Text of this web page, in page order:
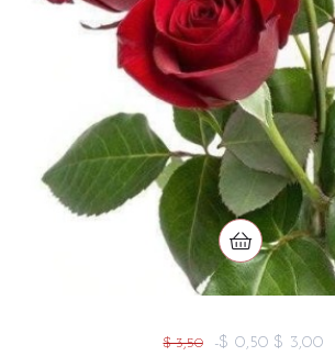
$ 3,50 -$ 0,50 $ 3,00